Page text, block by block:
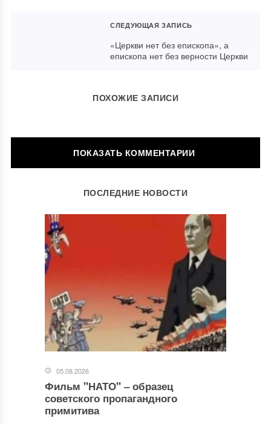
СЛЕДУЮЩАЯ ЗАПИСЬ
«Церкви нет без епископа», а
епископа нет без верности Церкви
ПОХОЖИЕ ЗАПИСИ
ОСТАВИТЬ КОММЕНТАРИЙ
Ваш адрес email не будет опубликован. Обязательные поля
Комментарий*
ПОСЛЕДНИЕ НОВОСТИ
05.08.2026
Фильм "НАТО" ‒ образец
советского пропагандного
примитива